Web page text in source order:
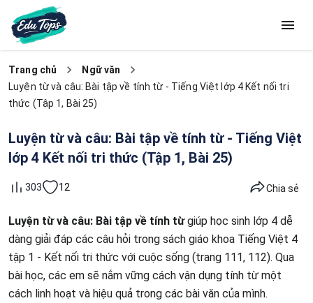
Trang chủ
Ngữ văn
Luyện từ và câu: Bài tập về tính từ - Tiếng Việt lớp 4 Kết nối tri
thức (Tập 1, Bài 25)
Luyện từ và câu: Bài tập về tính từ - Tiếng Việt
lớp 4 Kết nối tri thức (Tập 1, Bài 25)
303 12 Chia sẻ
Luyện từ và câu: Bài tập về tính từgiúp học sinh lớp 4 dễ
dàng giải đáp các câu hỏi trong sách giáo khoa Tiếng Việt 4
tập 1 - Kết nối tri thức với cuộc sống (trang 111, 112). Qua
bài học, các em sẽ nắm vững cách vận dụng tính từ một
cách linh hoạt và hiệu quả trong các bài văn của mình.